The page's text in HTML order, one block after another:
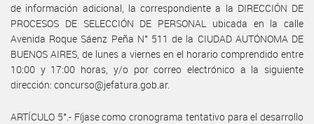
de información adicional, la correspondiente a la DIRECCIÓN DE
PROCESOS DE SELECCIÓN DE PERSONAL ubicada en la calle
Avenida Roque Sáenz Peña N° 511 de la CIUDAD AUTÓNOMA DE
BUENOS AIRES, de lunes a viernes en el horario comprendido entre
10:00 y 17:00 horas, y/o por correo electrónico a la siguiente
dirección: concurso@jefatura.gob.ar.
ARTÍCULO 5°.- Fíjase como cronograma tentativo para el desarrollo